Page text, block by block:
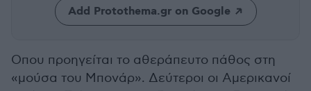
Add Protothema.gr on Google
Οπου προηγείται το αθεράπευτο πάθος στη
«μούσα του Μπονάρ». Δεύτεροι οι Αμερικανοί